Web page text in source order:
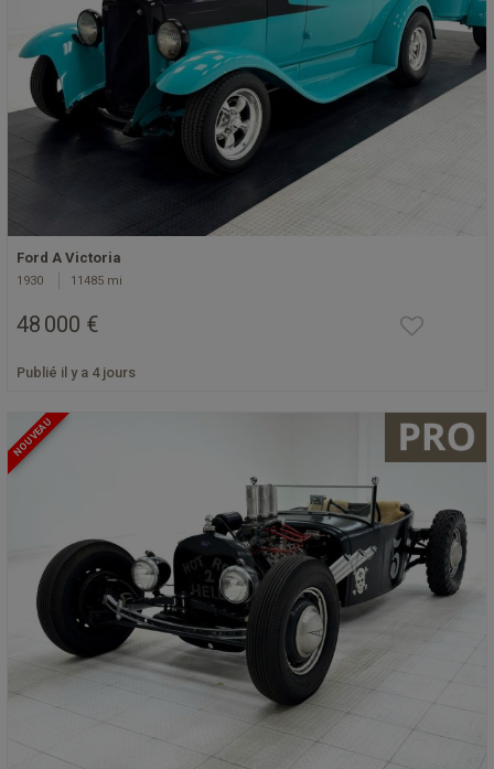
Ford A Victoria
1930 11485 mi
48 000 €
Publié il y a 4 jours
NOUVEAU